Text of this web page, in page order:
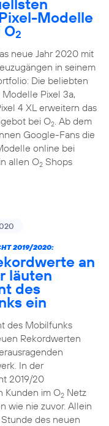
Modelle
2
neue Jahr 2020 mit
in seinem
Die beliebten
Pixel 3a,
4 XL erweitern das
bei O2. Ab dem
Google-Fans die
online bei
allen O2Shops
2019/2020:
an
läuten
des
ein
des Mobilfunks
Rekordwerten
In der
2019/20
Kunden im O2Netz
wie nie zuvor. Allein
des neuen